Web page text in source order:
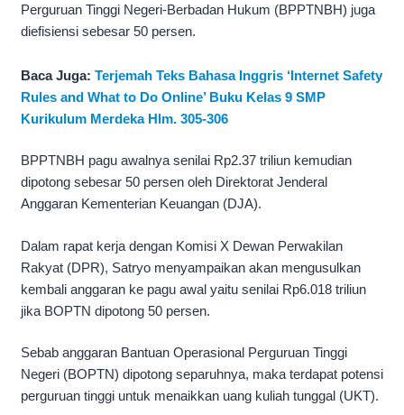
Perguruan Tinggi Negeri-Berbadan Hukum (BPPTNBH) juga
diefisiensi sebesar 50 persen.
Baca Juga: Terjemah Teks Bahasa Inggris ‘Internet Safety
Rules and What to Do Online’ Buku Kelas 9 SMP
Kurikulum Merdeka Hlm. 305-306
BPPTNBH pagu awalnya senilai Rp2.37 triliun kemudian
dipotong sebesar 50 persen oleh Direktorat Jenderal
Anggaran Kementerian Keuangan (DJA).
Dalam rapat kerja dengan Komisi X Dewan Perwakilan
Rakyat (DPR), Satryo menyampaikan akan mengusulkan
kembali anggaran ke pagu awal yaitu senilai Rp6.018 triliun
jika BOPTN dipotong 50 persen.
Sebab anggaran Bantuan Operasional Perguruan Tinggi
Negeri (BOPTN) dipotong separuhnya, maka terdapat potensi
perguruan tinggi untuk menaikkan uang kuliah tunggal (UKT).